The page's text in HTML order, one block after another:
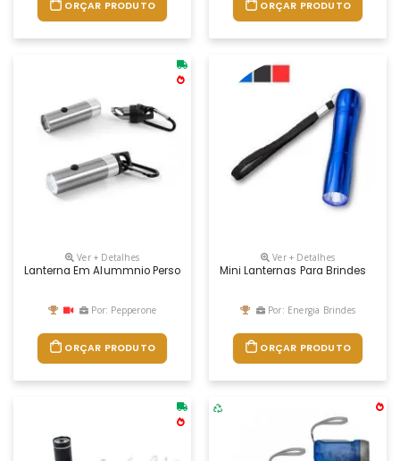
ORÇAR PRODUTO ORÇAR PRODUTO
Ver + Detalhes
Lanterna Em Alummnio Personalizada
Por: Pepperone
ORÇAR PRODUTO
Ver + Detalhes
Mini Lanternas Para Brindes
Por: Energia Brindes
ORÇAR PRODUTO